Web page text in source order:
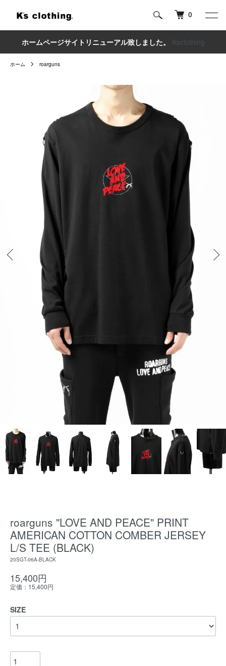
0
ホームページサイトリニューアル致しました。 Ksclothing
ホーム roarguns
roarguns "LOVE AND PEACE" PRINT
AMERICAN COTTON COMBER JERSEY
L/S TEE (BLACK)
20SGT-06A-BLACK
15,400円
定価：15,400円
SIZE